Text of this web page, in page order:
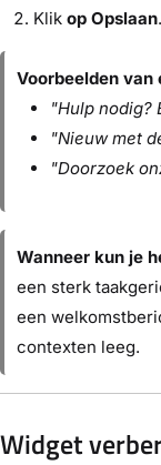
Klik op Opslaan.
Voorbeelden
"Hulp nodig?
"Nieuw met
"Doorzoek
Wanneer kun je
een sterk
een
contexten leeg.
Widget